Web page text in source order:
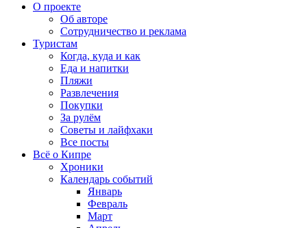
О проекте
Об авторе
Сотрудничество и реклама
Туристам
Когда, куда и как
Еда и напитки
Пляжи
Развлечения
Покупки
За рулём
Советы и лайфхаки
Все посты
Всё о Кипре
Хроники
Календарь событий
Январь
Февраль
Март